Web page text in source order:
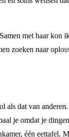
met haar kon
zoeken naar
dat van
je omdat je
één eettafel.